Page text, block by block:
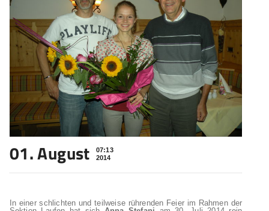
01. August
07:13
2014
In einer schlichten und teilweise rührenden Feier im Rahmen der